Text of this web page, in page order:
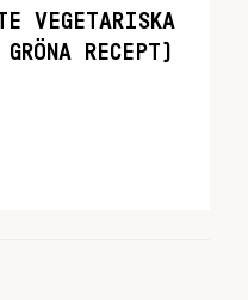
VEGETARISKA
RECEPT)